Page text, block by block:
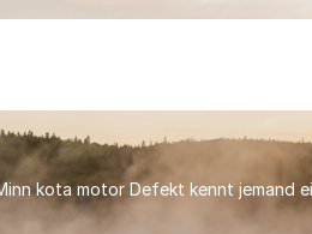
kota motor Defekt kennt jemand